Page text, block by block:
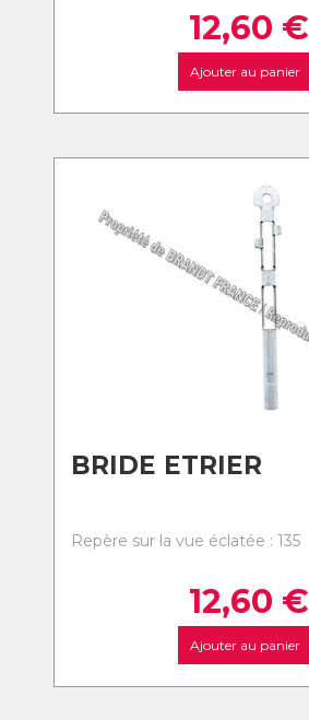
12,60 €
Ajouter au panier
BRIDE ETRIER
Repère sur la vue éclatée : 135
12,60 €
Ajouter au panier